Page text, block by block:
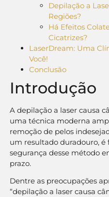
Depilação a
Regiões?
Há Efeitos
Cicatrizes?
LaserDream: Uma
Você!
Conclusão
Introdução
A depilação a laser causa
uma técnica moderna
remoção de pelos
um resultado duradouro,
segurança desse método
prazo.
Dentre as preocupações
“depilação a laser causa